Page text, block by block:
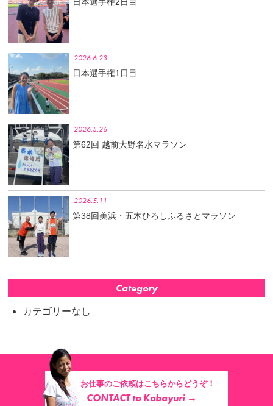
2026.6.23
日本選手権1日目
2026.5.26
第62回 越前大野名水マラソン
2026.5.11
第38回美浜・五木ひろしふるさとマラソン
Category
カテゴリーなし
お仕事のご依頼はこちらからどうぞ！
CONTACT to Kobayuri →